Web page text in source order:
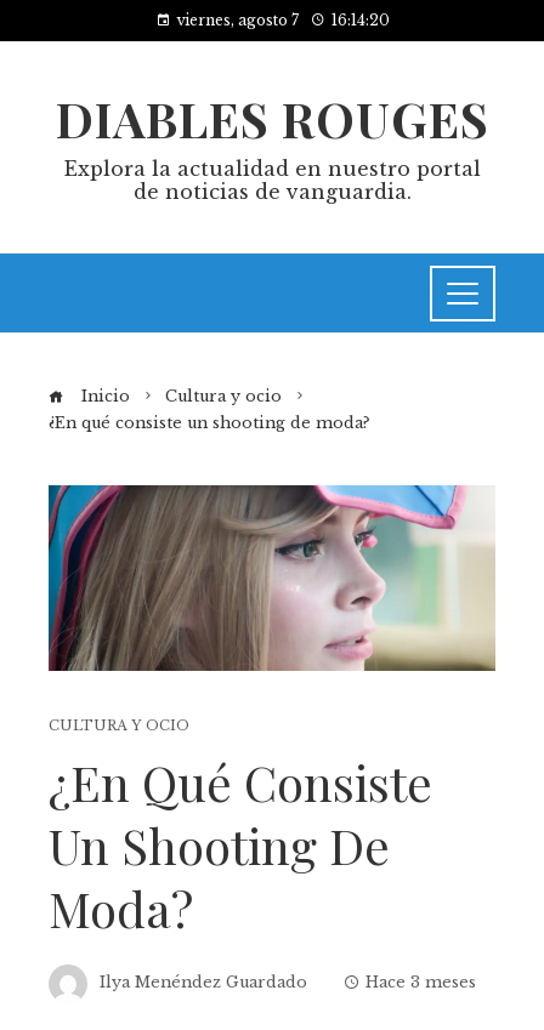
viernes, agosto 7 16:14:20
DIABLES ROUGES
Explora la actualidad en nuestro portal
de noticias de vanguardia.
Inicio
Cultura y ocio
¿En qué consiste un shooting de moda?
CULTURA Y OCIO
¿En Qué Consiste
Un Shooting De
Moda?
Ilya Menéndez Guardado Hace 3 meses